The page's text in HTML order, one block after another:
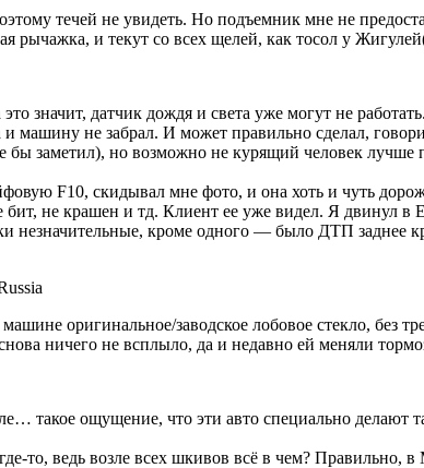
течей не увидеть. Но подъемник мне не
рычажка, и текут со всех щелей, как тосол у
значит, датчик дождя и света уже могут не работать.
машину не забрал. И может правильно сделал,
бы заметил), но возможно не курящий человек
F10, скидывал мне фото, и она хоть и чуть
не крашен и тд. Клиент ее уже видел. Я двинул в
незначительные, кроме одного — было ДТП заднее
оригинальное/заводское лобовое стекло, без
ничего не всплыло, да и недавно ей меняли
такое ощущение, что эти авто специально делают
то, ведь возле всех шкивов всё в чем? Правильно,